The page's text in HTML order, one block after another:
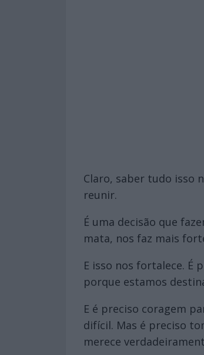
Claro, saber tudo isso
reunir.
É uma decisão que
mata, nos faz mais
E isso nos fortalece. É
porque estamos
E é preciso coragem
difícil. Mas é preciso
merece